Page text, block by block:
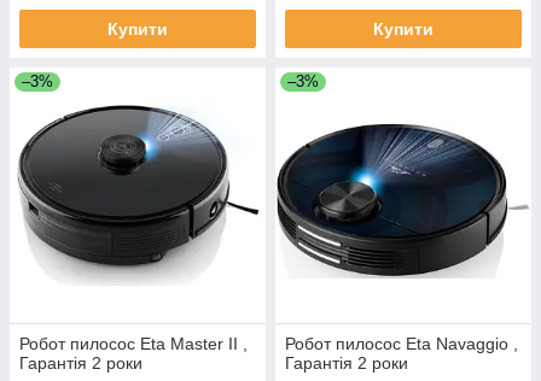
Купити Купити
–3%
Робот пилосос Eta Master II ,
Гарантія 2 роки
–3%
Робот пилосос Eta Navaggio ,
Гарантія 2 роки